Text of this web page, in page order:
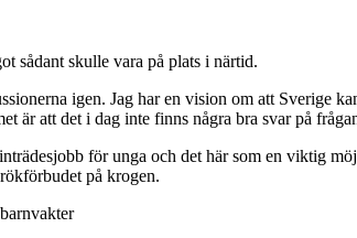
sådant skulle vara på plats i närtid.
igen. Jag har en vision om att Sverige
är att det i dag inte finns några bra svar på
för unga och det här som en viktig
på krogen.